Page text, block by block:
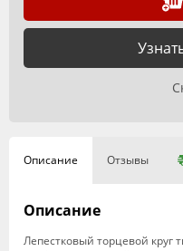
Описание Отзывы
Описание
Лепестковый торцевой круг